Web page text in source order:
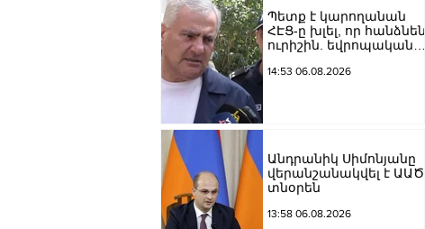
պետականության,
ազգային արժեքների և
արդարու
Պետք է կարողանան
ՀԷՑ-ը խլել, որ հանձնեն
ուրիշին. եվրոպական
քայլ գնում ենք առաջ.
14:53 06.08.2026
Անդրանիկ Սիմոնյանը
վերանշանակվել է ԱԱԾ
տնօրեն
13:58 06.08.2026